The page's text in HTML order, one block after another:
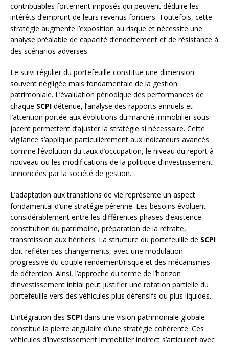
contribuables fortement imposés qui peuvent déduire les
intérêts d’emprunt de leurs revenus fonciers. Toutefois, cette
stratégie augmente l’exposition au risque et nécessite une
analyse préalable de capacité d’endettement et de résistance à
des scénarios adverses.
Le suivi régulier du portefeuille constitue une dimension
souvent négligée mais fondamentale de la gestion
patrimoniale. L’évaluation périodique des performances de
chaque SCPI détenue, l’analyse des rapports annuels et
l’attention portée aux évolutions du marché immobilier sous-
jacent permettent d’ajuster la stratégie si nécessaire. Cette
vigilance s’applique particulièrement aux indicateurs avancés
comme l’évolution du taux d’occupation, le niveau du report à
nouveau ou les modifications de la politique d’investissement
annoncées par la société de gestion.
L’adaptation aux transitions de vie représente un aspect
fondamental d’une stratégie pérenne. Les besoins évoluent
considérablement entre les différentes phases d’existence :
constitution du patrimoine, préparation de la retraite,
transmission aux héritiers. La structure du portefeuille de SCPI
doit refléter ces changements, avec une modulation
progressive du couple rendement/risque et des mécanismes
de détention. Ainsi, l’approche du terme de l’horizon
d’investissement initial peut justifier une rotation partielle du
portefeuille vers des véhicules plus défensifs ou plus liquides.
L’intégration des SCPI dans une vision patrimoniale globale
constitue la pierre angulaire d’une stratégie cohérente. Ces
véhicules d’investissement immobilier indirect s’articulent avec